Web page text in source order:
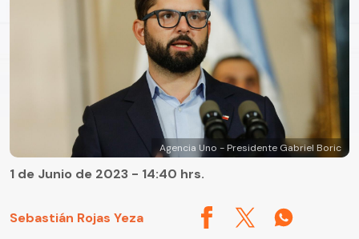
Agencia Uno - Presidente Gabriel Boric
Sebastián Rojas Yeza
1 de Junio de 2023 - 14:40 hrs.